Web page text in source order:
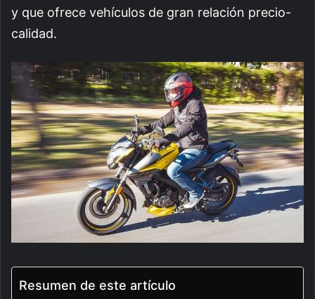
y que ofrece vehículos de gran relación precio-
calidad.
Resumen de este artículo